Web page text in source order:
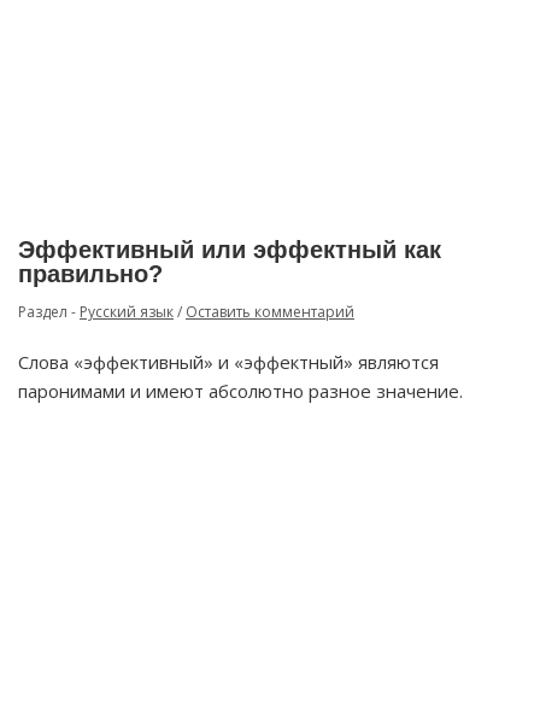
Эффективный или эффектный как
правильно?
Раздел - Русский язык/ Оставить комментарий
Слова «эффективный» и «эффектный» являются
паронимами и имеют абсолютно разное значение.